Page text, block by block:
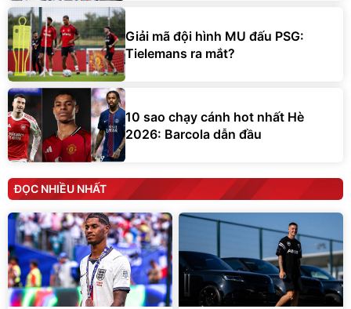
Giải mã đội hình MU đấu PSG:
Tielemans ra mắt?
10 sao chạy cánh hot nhất Hè
2026: Barcola dẫn đầu
ĐỌC NHIỀU NHẤT